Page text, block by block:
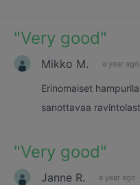
"Very good"
Mikko M. a year ago
Erinomaiset
sanottavaa
"Very good"
Janne R. a year ago ·